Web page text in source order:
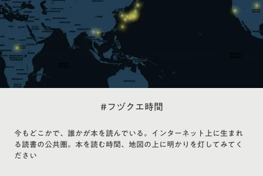
#フヅクエ時間
今もどこかで、誰かが本を読んでいる。インターネット上に生まれ
る読書の公共圏。本を読む時間、地図の上に明かりを灯してみてく
ださい